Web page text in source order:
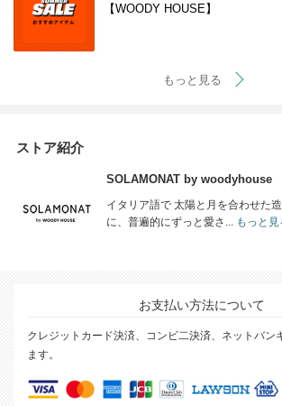
【WOODY HOUSE】
もっと見る
ストア紹介
SOLAMONAT by woodyhouse
イタリア語で 太陽と月を合わせた
に、普遍的にずっと愛さ...もっと見
お支払い方法について
クレジットカード決済、コンビ二決済、ネットバン
ます。